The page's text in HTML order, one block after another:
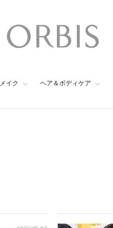
メイク ヘア＆ボディケア